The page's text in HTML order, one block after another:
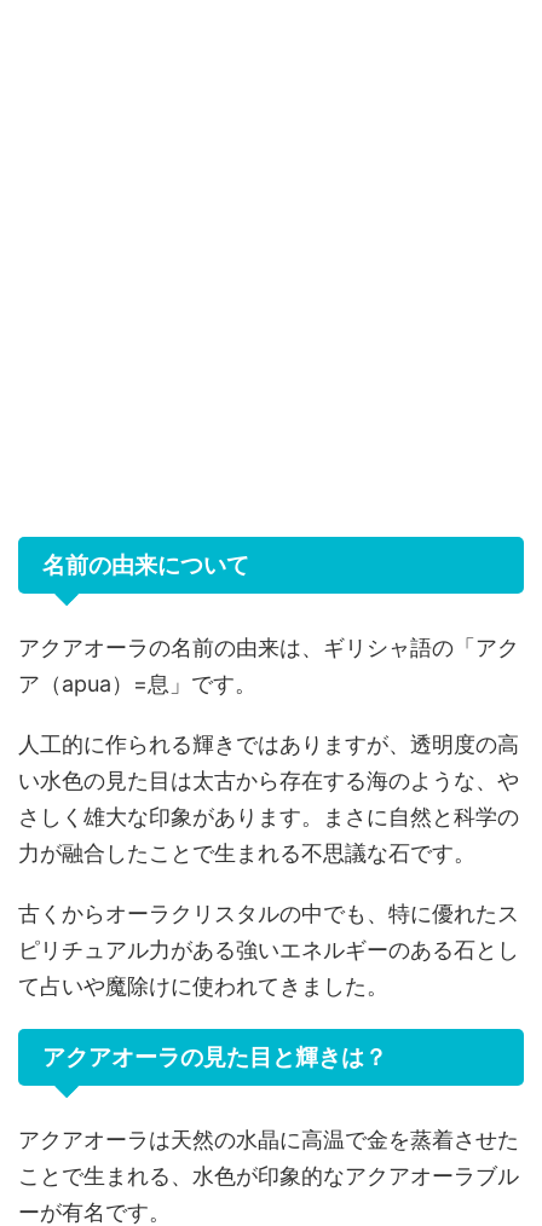
名前の由来について
アクアオーラの名前の由来は、ギリシャ語の「アク
ア（apua）=息」です。
人工的に作られる輝きではありますが、透明度の高
い水色の見た目は太古から存在する海のような、や
さしく雄大な印象があります。まさに自然と科学の
力が融合したことで生まれる不思議な石です。
古くからオーラクリスタルの中でも、特に優れたス
ピリチュアル力がある強いエネルギーのある石とし
て占いや魔除けに使われてきました。
アクアオーラの見た目と輝きは？
アクアオーラは天然の水晶に高温で金を蒸着させた
ことで生まれる、水色が印象的なアクアオーラブル
ーが有名です。